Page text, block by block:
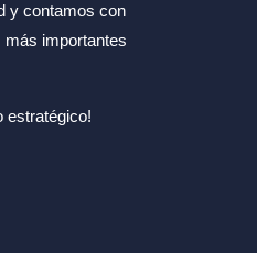
y contamos con
más importantes
estratégico!